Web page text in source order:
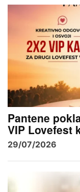
Pantene
VIP Lovefest
29/07/2026